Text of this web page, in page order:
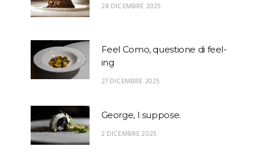
28 DICEMBRE 2025
Feel Como, questione di feel-
ing
27 DICEMBRE 2025
George, I suppose.
2 DICEMBRE 2025